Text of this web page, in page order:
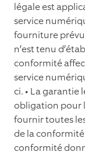
légale est
service
fourniture
n’est tenu
conformité
service
ci. • La
obligation pour
fournir toutes
de la
conformité